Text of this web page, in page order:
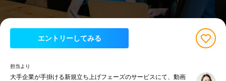
エントリーしてみる
担当より
大手企業が手掛ける新規立ち上げフェーズのサービスにて、動画